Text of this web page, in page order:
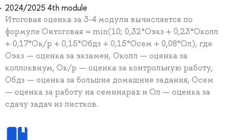
2024/2025 4th module
Итоговая оценка за 3-4 модули вычисляется по
формуле Oитоговая = min(10; 0,32*Oэкз + 0,23*Oколл
+ 0,17*Oк/р + 0,15*Oбдз + 0,15*Oсем + 0,08*Oл), где
Oэкз — оценка за экзамен, Oколл — оценка за
коллоквиум, Oк/р — оценка за контрольную работу,
Oбдз — оценка за большие домашние задания, Oсем
— оценка за работу на семинарах и Oл — оценка за
сдачу задач из листков.